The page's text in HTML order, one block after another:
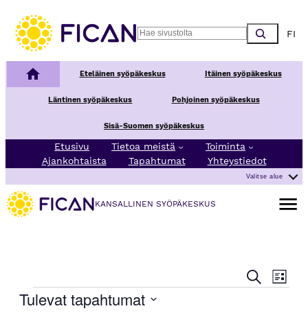
Search
Kansallinen syöpäkeskusEteläinen syöpäkeskus Itäinen syöpäkeskus
Läntinen syöpäkeskus Pohjoinen syöpäkeskus
Sisä-Suomen syöpäkeskus
Etusivu Tietoa meistä
Toiminta
Ajankohtaista
Tapahtumat Yhteystiedot
Valitse alue
KANSALLINEN SYÖPÄKESKUS
Avaa
T
a
Etsi
T
a
Lista
Tapahtumat
Tulevat tapahtumat